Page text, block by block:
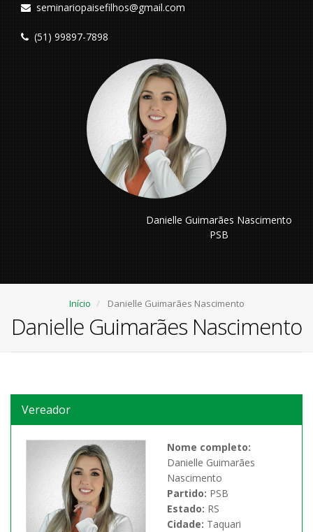
seminariopaisefilhos@gmail.com
(51) 99897-7898
Danielle Guimarães Nascimento
PSB
Início Danielle Guimarães Nascimento
Danielle Guimarães Nascimento
Vereador
Nome completo:
Danielle Guimarães
Nascimento
Partido: PSB
Estado: RS
Cidade: Taquari